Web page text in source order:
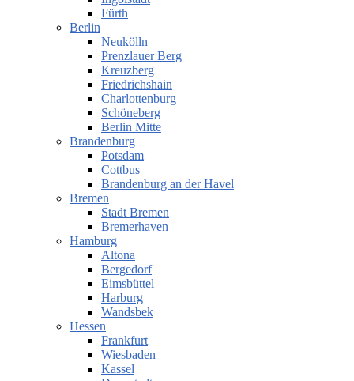
Fürth
Berlin
Neukölln
Prenzlauer Berg
Kreuzberg
Friedrichshain
Charlottenburg
Schöneberg
Berlin Mitte
Brandenburg
Potsdam
Cottbus
Brandenburg an der Havel
Bremen
Stadt Bremen
Bremerhaven
Hamburg
Altona
Bergedorf
Eimsbüttel
Harburg
Wandsbek
Hessen
Frankfurt
Wiesbaden
Kassel